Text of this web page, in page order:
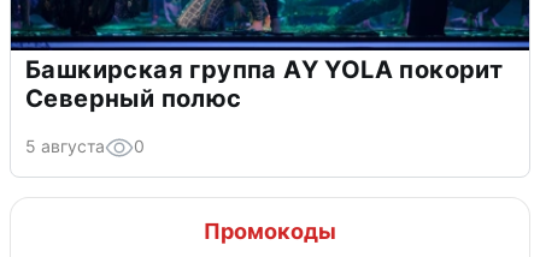
Башкирская группа AY YOLA покорит
Северный полюс
5 августа 0
Промокоды